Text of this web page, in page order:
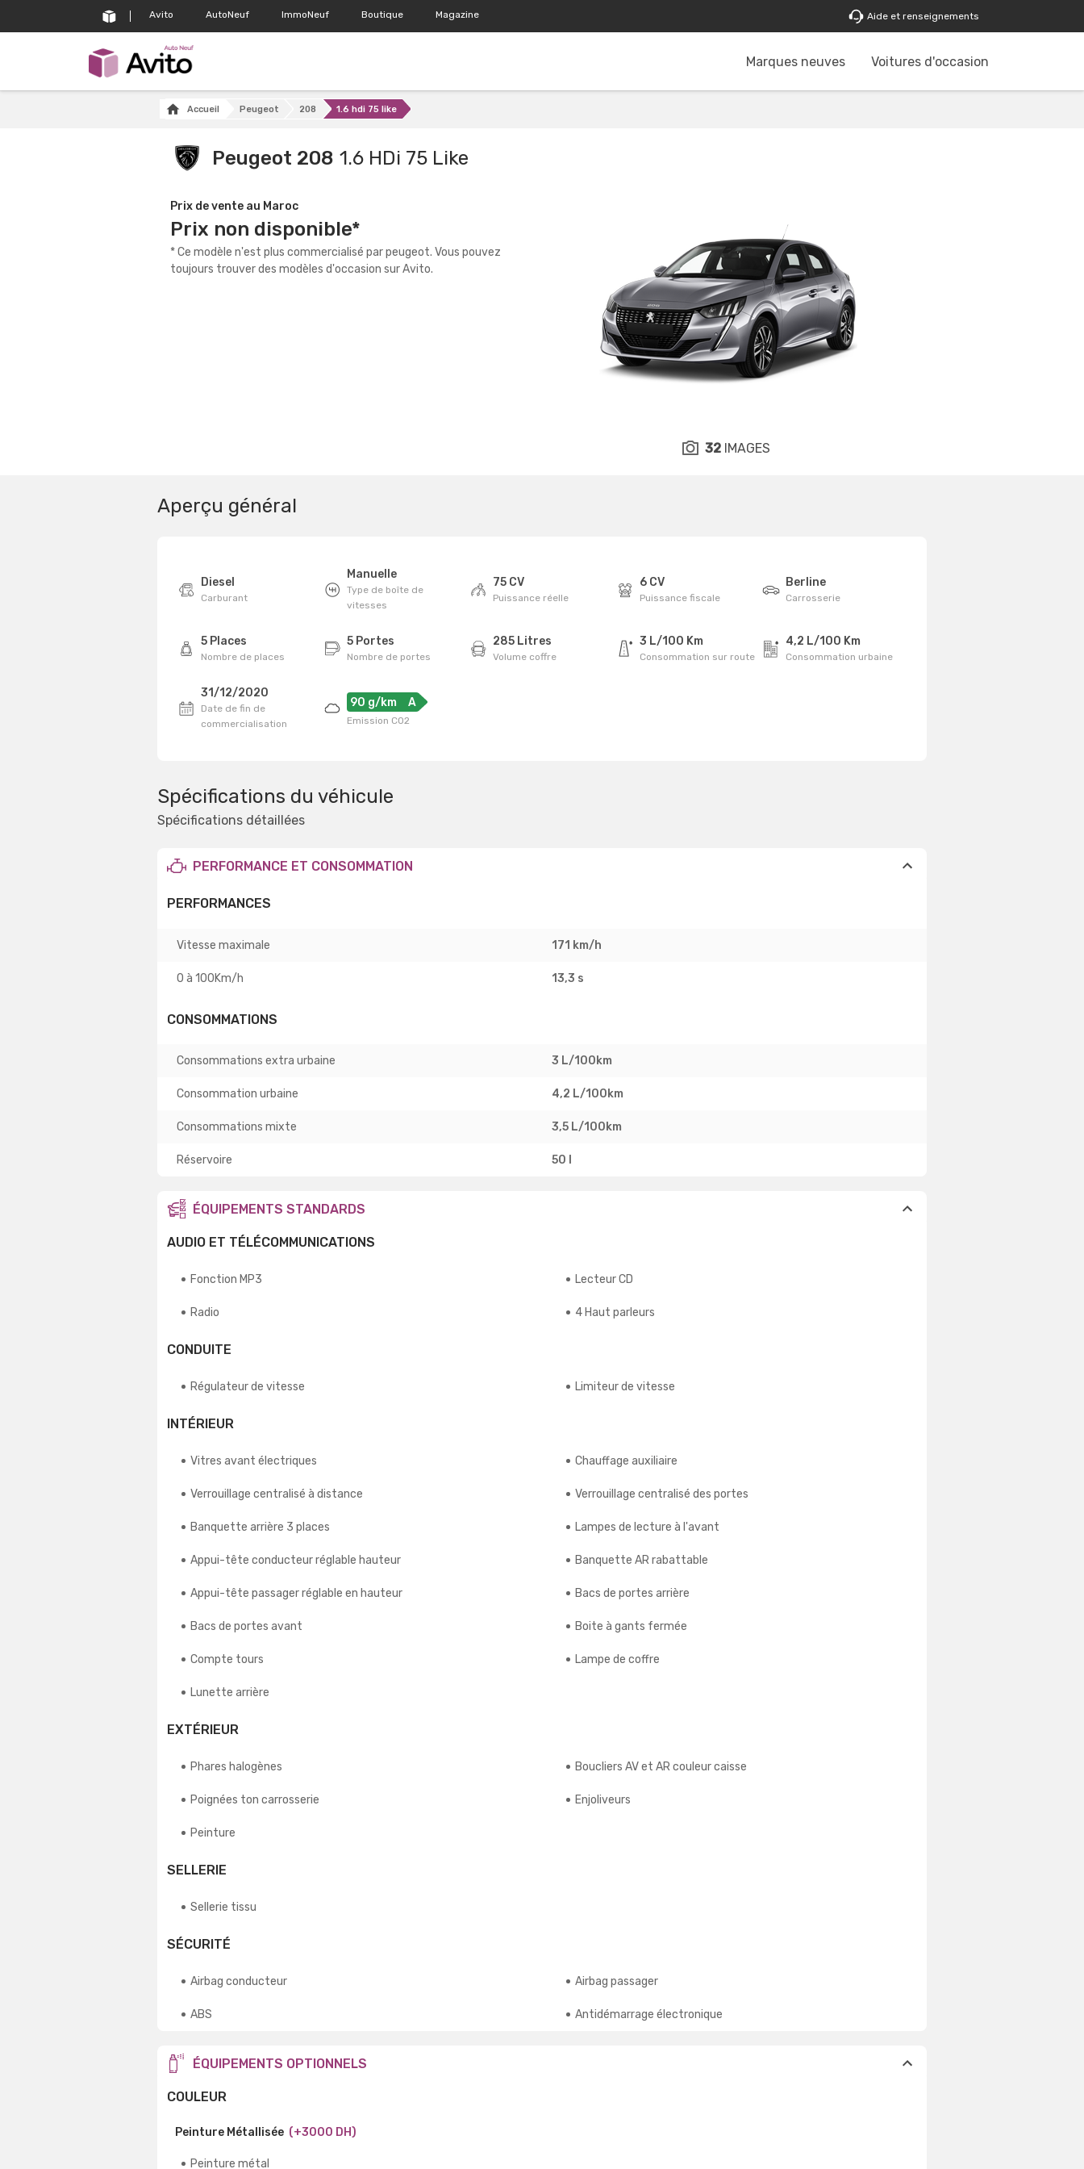
Avito AutoNeuf ImmoNeuf Boutique Magazine Aide et renseignements
Marques neuves Voitures d'occasion
Accueil Peugeot 208 1.6 hdi 75 like
Peugeot 208 1.6 HDi 75 Like
Prix de vente au Maroc
Prix non disponible*
* Ce modèle n'est plus commercialisé par peugeot. Vous pouvez
toujours trouver des modèles d'occasion sur Avito.
32 IMAGES
Aperçu général
Diesel
Carburant
Manuelle
Type de boîte de
vitesses
75 CV
Puissance réelle
6 CV
Puissance fiscale
Berline
Carrosserie
5 Places
Nombre de places
5 Portes
Nombre de portes
285 Litres
Volume coffre
3 L/100 Km
Consommation sur route
4,2 L/100 Km
Consommation urbaine
31/12/2020
Date de fin de
commercialisation
90 g/km A
Emission CO2
Spécifications du véhicule
Spécifications détaillées
PERFORMANCE ET CONSOMMATION
PERFORMANCES
Vitesse maximale 171 km/h
0 à 100Km/h 13,3 s
CONSOMMATIONS
Consommations extra urbaine 3 L/100km
Consommation urbaine 4,2 L/100km
Consommations mixte 3,5 L/100km
Réservoire 50 l
ÉQUIPEMENTS STANDARDS
AUDIO ET TÉLÉCOMMUNICATIONS
Fonction MP3 Lecteur CD
Radio 4 Haut parleurs
CONDUITE
Régulateur de vitesse Limiteur de vitesse
INTÉRIEUR
Vitres avant électriques Chauffage auxiliaire
Verrouillage centralisé à distance Verrouillage centralisé des portes
Banquette arrière 3 places Lampes de lecture à l'avant
Appui-tête conducteur réglable hauteur Banquette AR rabattable
Appui-tête passager réglable en hauteur Bacs de portes arrière
Bacs de portes avant Boite à gants fermée
Compte tours Lampe de coffre
Lunette arrière
EXTÉRIEUR
Phares halogènes Boucliers AV et AR couleur caisse
Poignées ton carrosserie Enjoliveurs
Peinture
SELLERIE
Sellerie tissu
SÉCURITÉ
Airbag conducteur Airbag passager
ABS Antidémarrage électronique
ÉQUIPEMENTS OPTIONNELS
COULEUR
Peinture Métallisée (+3000 DH)
Peinture métal